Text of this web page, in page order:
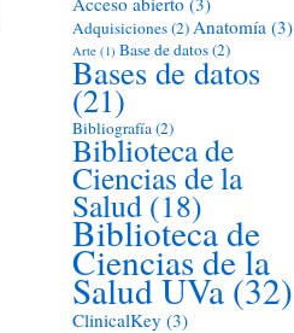
Adquisiciones(2) Anatomía (3)
Arte (1) Base de datos(2)
Bases de datos
(21)
Bibliografía(2)
Biblioteca de
Ciencias de la
Salud (18)
Biblioteca de
Ciencias de la
Salud UVa(32)
ClinicalKey (3)